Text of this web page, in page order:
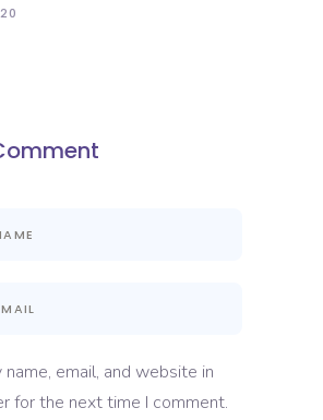
name, email, and website in
for the next time I comment.